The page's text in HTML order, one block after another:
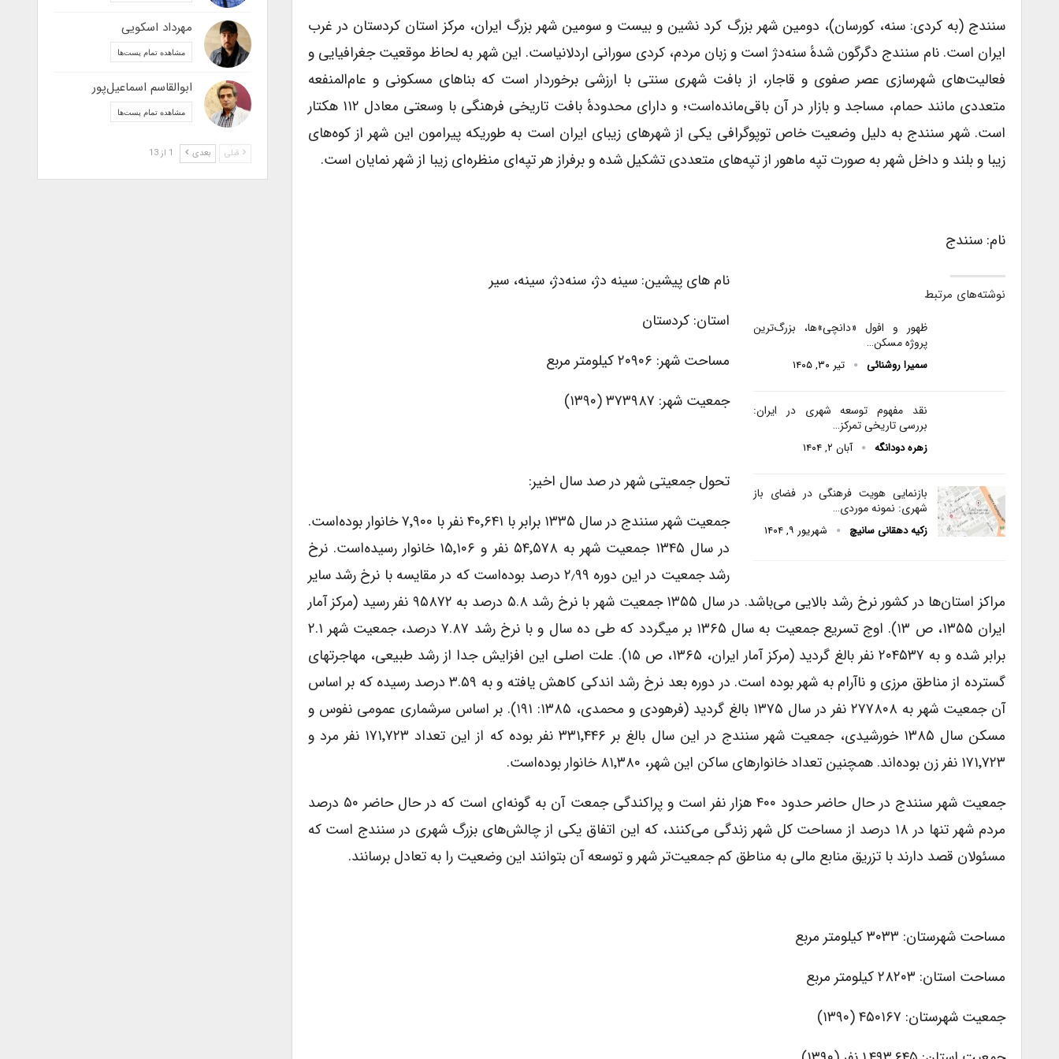
سنندج (به کردی: سنه، کورسان)، دومین شهر بزرگ کرد نشین و بیست و سومین شهر بزرگ ایران، مرکز استان کردستان در غرب
ایران است. نام سنندج دگرگون شدهٔ سنه‌دژ است و زبان مردم، کردی سورانی اردلانیاست. این شهر به لحاظ موقعیت جغرافیایی و
فعالیت‌های شهرسازی عصر صفوی و قاجار، از بافت شهری سنتی با ارزشی برخوردار است که بناهای مسکونی و عام‌المنفعه
متعددی مانند حمام، مساجد و بازار در آن باقی‌مانده‌است؛ و دارای محدودهٔ بافت تاریخی فرهنگی با وسعتی معادل ۱۱۲ هکتار
است. شهر سنندج به دلیل وضعیت خاص توپوگرافی یکی از شهرهای زیبای ایران است به طوریکه پیرامون این شهر از کوه‌های
زیبا و بلند و داخل شهر به صورت تپه ماهور از تپه‌های متعددی تشکیل شده و برفراز هر تپه‌ای منظره‌ای زیبا از شهر نمایان است.
نام: سنندج
نوشته‌های مرتبط
ظهور و افول «دانچی»ها، بزرگ‌ترین
پروژه مسکن…
سمیرا روشنائی تیر ۳۰, ۱۴۰۵
نقد مفهوم توسعه شهری در ایران:
بررسی تاریخی تمرکز…
زهره دودانگه آبان ۲, ۱۴۰۴
بازنمایی هویت فرهنگی در فضای باز
شهری: نمونه موردی…
زکیه دهقانی سانیچ شهریور ۹, ۱۴۰۴
نام های پیشین: سینه دژ، سنه‌دژ، سینه، سیر
استان: کردستان
مساحت شهر: ۲۰۹۰۶ کیلومتر مربع
جمعیت شهر: ۳۷۳۹۸۷ (۱۳۹۰)
تحول جمعیتی شهر در صد سال اخیر:
جمعیت شهر سنندج در سال ۱۳۳۵ برابر با ۴۰٬۶۴۱ نفر با ۷٬۹۰۰ خانوار بوده‌است.
در سال ۱۳۴۵ جمعیت شهر به ۵۴٬۵۷۸ نفر و ۱۵٬۱۰۶ خانوار رسیده‌است. نرخ
رشد جمعیت در این دوره ۲٫۹۹ درصد بوده‌است که در مقایسه با نرخ رشد سایر
مراکز استان‌ها در کشور نرخ رشد بالایی می‌باشد. در سال ۱۳۵۵ جمعیت شهر با نرخ رشد ۵.۸ درصد به ۹۵۸۷۲ نفر رسید (مرکز آمار
ایران ۱۳۵۵، ص ۱۳). اوج تسریع جمعیت به سال ۱۳۶۵ بر میگردد که طی ده سال و با نرخ رشد ۷.۸۷ درصد، جمعیت شهر ۲.۱
برابر شده و به ۲۰۴۵۳۷ نفر بالغ گردید (مرکز آمار ایران، ۱۳۶۵، ص ۱۵). علت اصلی این افزایش جدا از رشد طبیعی، مهاجرتهای
گسترده از مناطق مرزی و ناآرام به شهر بوده است. در دوره بعد نرخ رشد اندکی کاهش یافته و به ۳.۵۹ درصد رسیده که بر اساس
آن جمعیت شهر به ۲۷۷۸۰۸ نفر در سال ۱۳۷۵ بالغ گردید (فرهودی و محمدی، ۱۳۸۵: ۱۹۱). بر اساس سرشماری عمومی نفوس و
مسکن سال ۱۳۸۵ خورشیدی، جمعیت شهر سنندج در این سال بالغ بر ۳۳۱٬۴۴۶ نفر بوده که از این تعداد ۱۷۱٬۷۲۳ نفر مرد و
۱۷۱٬۷۲۳ نفر زن بوده‌اند. همچنین تعداد خانوارهای ساکن این شهر، ۸۱٬۳۸۰ خانوار بوده‌است.
جمعیت شهر سنندج در حال حاضر حدود ۴۰۰ هزار نفر است و پراکندگی جمعت آن به گونه‌ای است که در حال حاضر ۵۰ درصد
مردم شهر تنها در ۱۸ درصد از مساحت کل شهر زندگی می‌کنند، که این اتفاق یکی از چالش‌های بزرگ شهری در سنندج است که
مسئولان قصد دارند با تزریق منابع مالی به مناطق کم جمعیت‌تر شهر و توسعه آن بتوانند این وضعیت را به تعادل برسانند.
مساحت شهرستان: ۳۰۳۳ کیلومتر مربع
مساحت استان: ۲۸۲۰۳ کیلومتر مربع
جمعیت شهرستان: ۴۵۰۱۶۷ (۱۳۹۰)
مهرداد اسکویی
مشاهده تمام پست‌ها
ابوالقاسم اسماعیل‌پور
مشاهده تمام پست‌ها
قبلی بعدی 1 از 13